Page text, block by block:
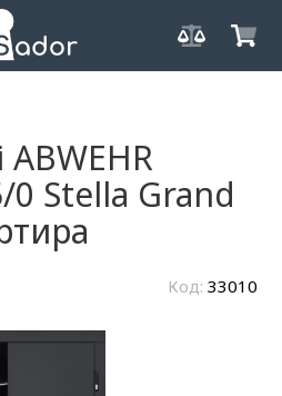
ABWEHR
Stella Grand
Код: 33010